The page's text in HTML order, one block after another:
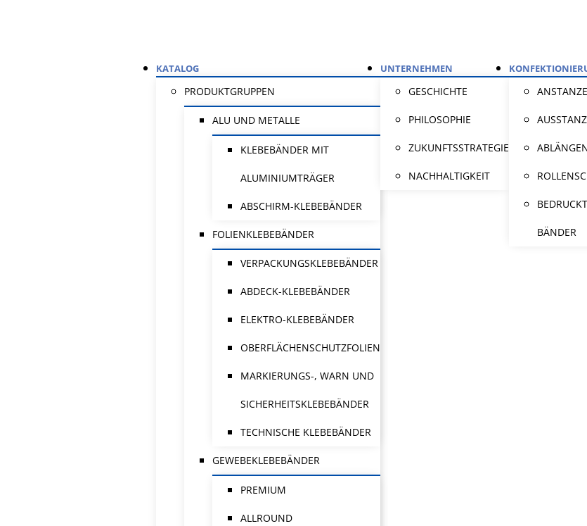
KATALOG
PRODUKTGRUPPEN
ALU UND METALLE
KLEBEBÄNDER MIT
ALUMINIUMTRÄGER
ABSCHIRM-KLEBEBÄNDER
FOLIENKLEBEBÄNDER
VERPACKUNGSKLEBEBÄNDER
ABDECK-KLEBEBÄNDER
ELEKTRO-KLEBEBÄNDER
OBERFLÄCHENSCHUTZFOLIEN
MARKIERUNGS-, WARN UND
SICHERHEITSKLEBEBÄNDER
TECHNISCHE KLEBEBÄNDER
GEWEBEKLEBEBÄNDER
PREMIUM
ALLROUND
UNTERNEHMEN
GESCHICHTE
PHILOSOPHIE
ZUKUNFTSSTRATEGIE
NACHHALTIGKEIT
BÄNDER